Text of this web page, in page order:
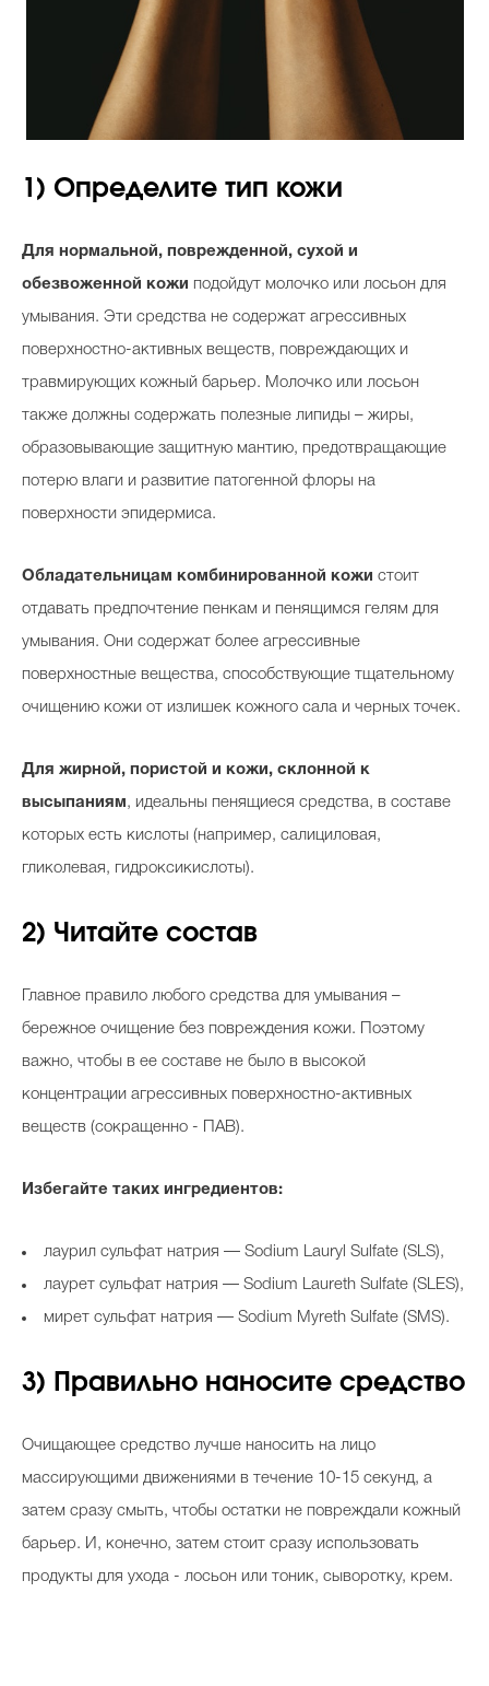
1) Определите тип кожи
Для нормальной, поврежденной, сухой и
обезвоженной кожи подойдут молочко или лосьон для
умывания. Эти средства не содержат агрессивных
поверхностно-активных веществ, повреждающих и
травмирующих кожный барьер. Молочко или лосьон
также должны содержать полезные липиды – жиры,
образовывающие защитную мантию, предотвращающие
потерю влаги и развитие патогенной флоры на
поверхности эпидермиса.
Обладательницам комбинированной кожи стоит
отдавать предпочтение пенкам и пенящимся гелям для
умывания. Они содержат более агрессивные
поверхностные вещества, способствующие тщательному
очищению кожи от излишек кожного сала и черных точек.
Для жирной, пористой и кожи, склонной к
высыпаниям, идеальны пенящиеся средства, в составе
которых есть кислоты (например, салициловая,
гликолевая, гидроксикислоты).
2) Читайте состав
Главное правило любого средства для умывания –
бережное очищение без повреждения кожи. Поэтому
важно, чтобы в ее составе не было в высокой
концентрации агрессивных поверхностно-активных
веществ (сокращенно - ПАВ).
Избегайте таких ингредиентов:
лаурил сульфат натрия — Sodium Lauryl Sulfate (SLS),
лаурет сульфат натрия — Sodium Laureth Sulfate (SLES),
мирет сульфат натрия — Sodium Myreth Sulfate (SMS).
3) Правильно наносите средство
Очищающее средство лучше наносить на лицо
массирующими движениями в течение 10-15 секунд, а
затем сразу смыть, чтобы остатки не повреждали кожный
барьер. И, конечно, затем стоит сразу использовать
продукты для ухода - лосьон или тоник, сыворотку, крем.